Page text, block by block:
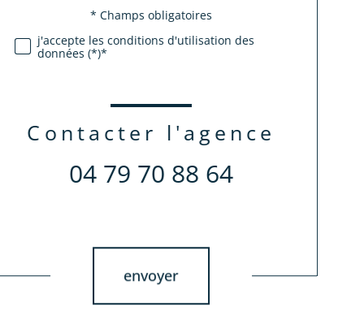
Validation* Champs obligatoires
j'accepte les conditions d'utilisation des
données (*)*
contacter l'agence
04 79 70 88 64
envoyer